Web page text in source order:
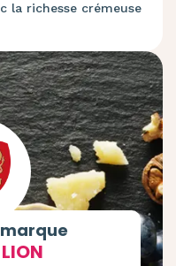
la richesse crémeuse